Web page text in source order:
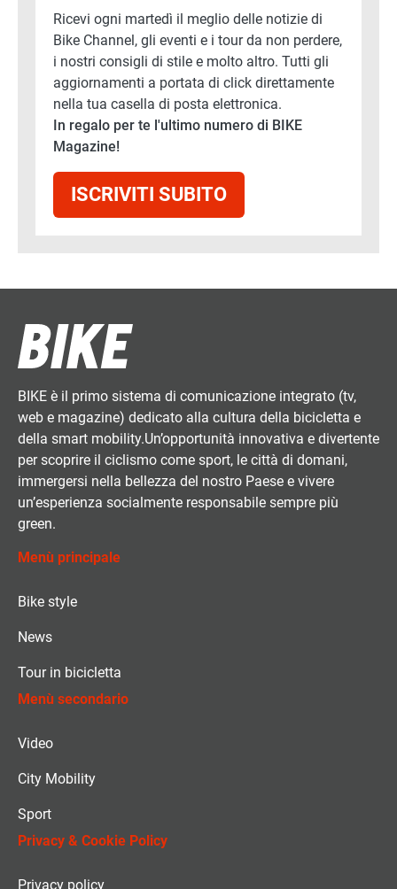
Ricevi ogni martedì il meglio delle notizie di
Bike Channel, gli eventi e i tour da non perdere,
i nostri consigli di stile e molto altro. Tutti gli
aggiornamenti a portata di click direttamente
nella tua casella di posta elettronica.
In regalo per te l'ultimo numero di BIKE
Magazine!
ISCRIVITI SUBITO
BIKE è il primo sistema di comunicazione integrato (tv,
web e magazine) dedicato alla cultura della bicicletta e
della smart mobility.Un’opportunità innovativa e divertente
per scoprire il ciclismo come sport, le città di domani,
immergersi nella bellezza del nostro Paese e vivere
un’esperienza socialmente responsabile sempre più
green.
Menù principale
Bike style
News
Tour in bicicletta
Menù secondario
Video
City Mobility
Sport
Privacy & Cookie Policy
Privacy policy